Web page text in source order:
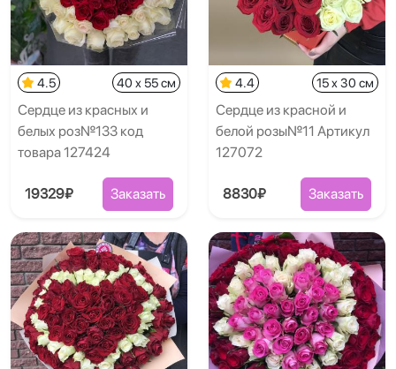
4.5 40 x 55 см
Сердце из красных и
белых роз№133 код
товара 127424
19329₽ Заказать
4.4 15 x 30 см
Сердце из красной и
белой розы№11 Артикул
127072
8830₽ Заказать